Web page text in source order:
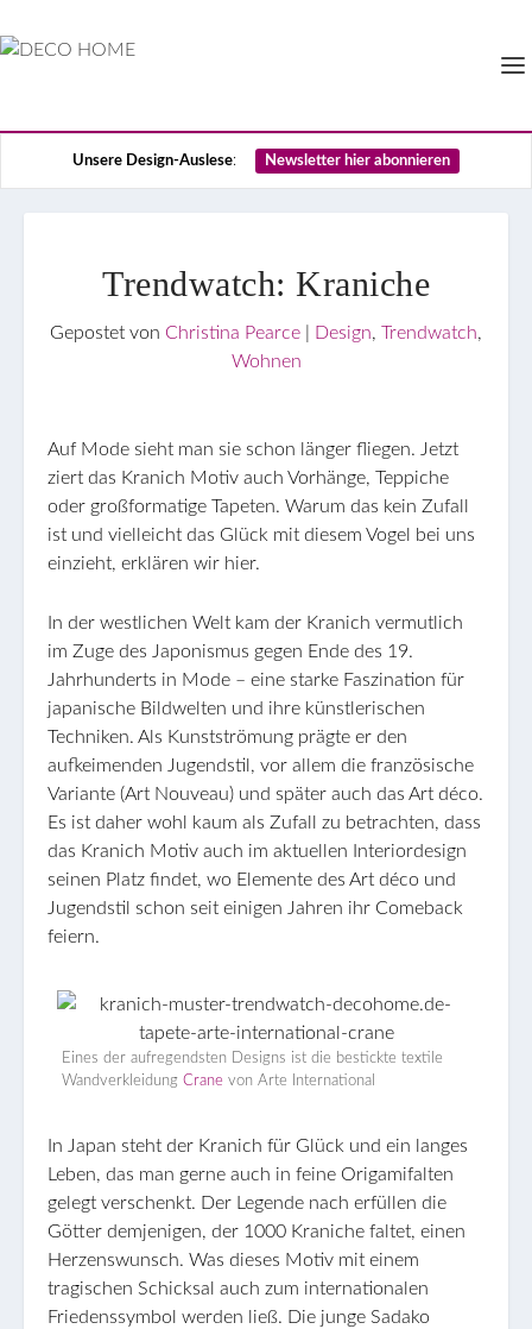
Unsere Design-Auslese: Newsletter hier abonnieren
Trendwatch: Kraniche
Gepostet von Christina Pearce Design, Trendwatch,
Wohnen
Auf Mode sieht man sie schon länger fliegen. Jetzt
ziert das Kranich Motiv auch Vorhänge, Teppiche
oder großformatige Tapeten. Warum das kein Zufall
ist und vielleicht das Glück mit diesem Vogel bei uns
einzieht, erklären wir hier.
In der westlichen Welt kam der Kranich vermutlich
im Zuge des Japonismus gegen Ende des 19.
Jahrhunderts in Mode – eine starke Faszination für
japanische Bildwelten und ihre künstlerischen
Techniken. Als Kunstströmung prägte er den
aufkeimenden Jugendstil, vor allem die französische
Variante (Art Nouveau) und später auch das Art déco.
Es ist daher wohl kaum als Zufall zu betrachten, dass
das Kranich Motiv auch im aktuellen Interiordesign
seinen Platz findet, wo Elemente des Art déco und
Jugendstil schon seit einigen Jahren ihr Comeback
feiern.
Eines der aufregendsten Designs ist die bestickte textile
Wandverkleidung Crane von Arte International
In Japan steht der Kranich für Glück und ein langes
Leben, das man gerne auch in feine Origamifalten
gelegt verschenkt. Der Legende nach erfüllen die
Götter demjenigen, der 1000 Kraniche faltet, einen
Herzenswunsch. Was dieses Motiv mit einem
tragischen Schicksal auch zum internationalen
Friedenssymbol werden ließ. Die junge Sadako